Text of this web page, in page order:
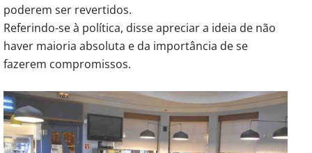
poderem ser revertidos.
Referindo-se à política, disse apreciar a ideia de não
haver maioria absoluta e da importância de se
fazerem compromissos.